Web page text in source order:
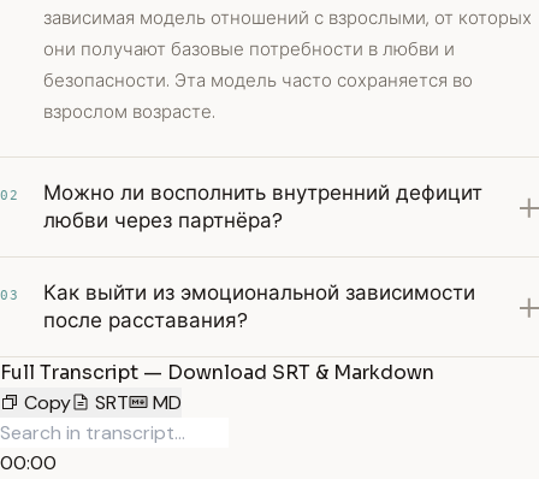
зависимая модель отношений с взрослыми, от которых
они получают базовые потребности в любви и
безопасности. Эта модель часто сохраняется во
взрослом возрасте.
02
Можно ли восполнить внутренний дефицит
любви через партнёра?
03
Как выйти из эмоциональной зависимости
после расставания?
Full Transcript — Download SRT & Markdown
Copy
SRT MD
00:00